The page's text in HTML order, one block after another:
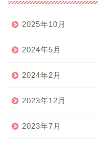
2025年10月
2024年5月
2024年2月
2023年12月
2023年7月